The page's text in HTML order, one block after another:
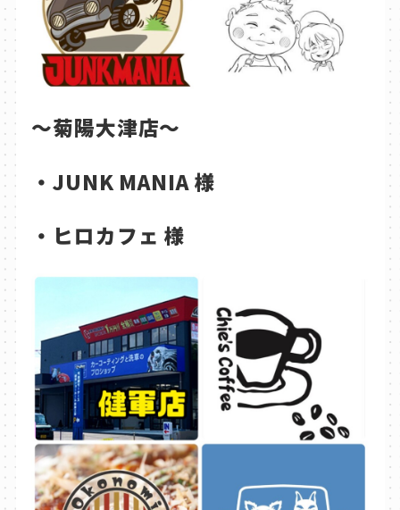
～菊陽大津店～
・JUNK MANIA 様
・ヒロカフェ 様